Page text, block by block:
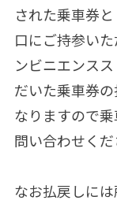
された乗車券
口にご持参い
ンビニエンス
だいた乗車券
なりますので
問い合わせくだ
なお払戻しに